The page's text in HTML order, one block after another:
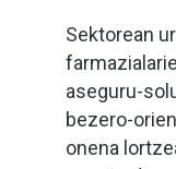
Sektorean
aseguru-
bezero-
onena